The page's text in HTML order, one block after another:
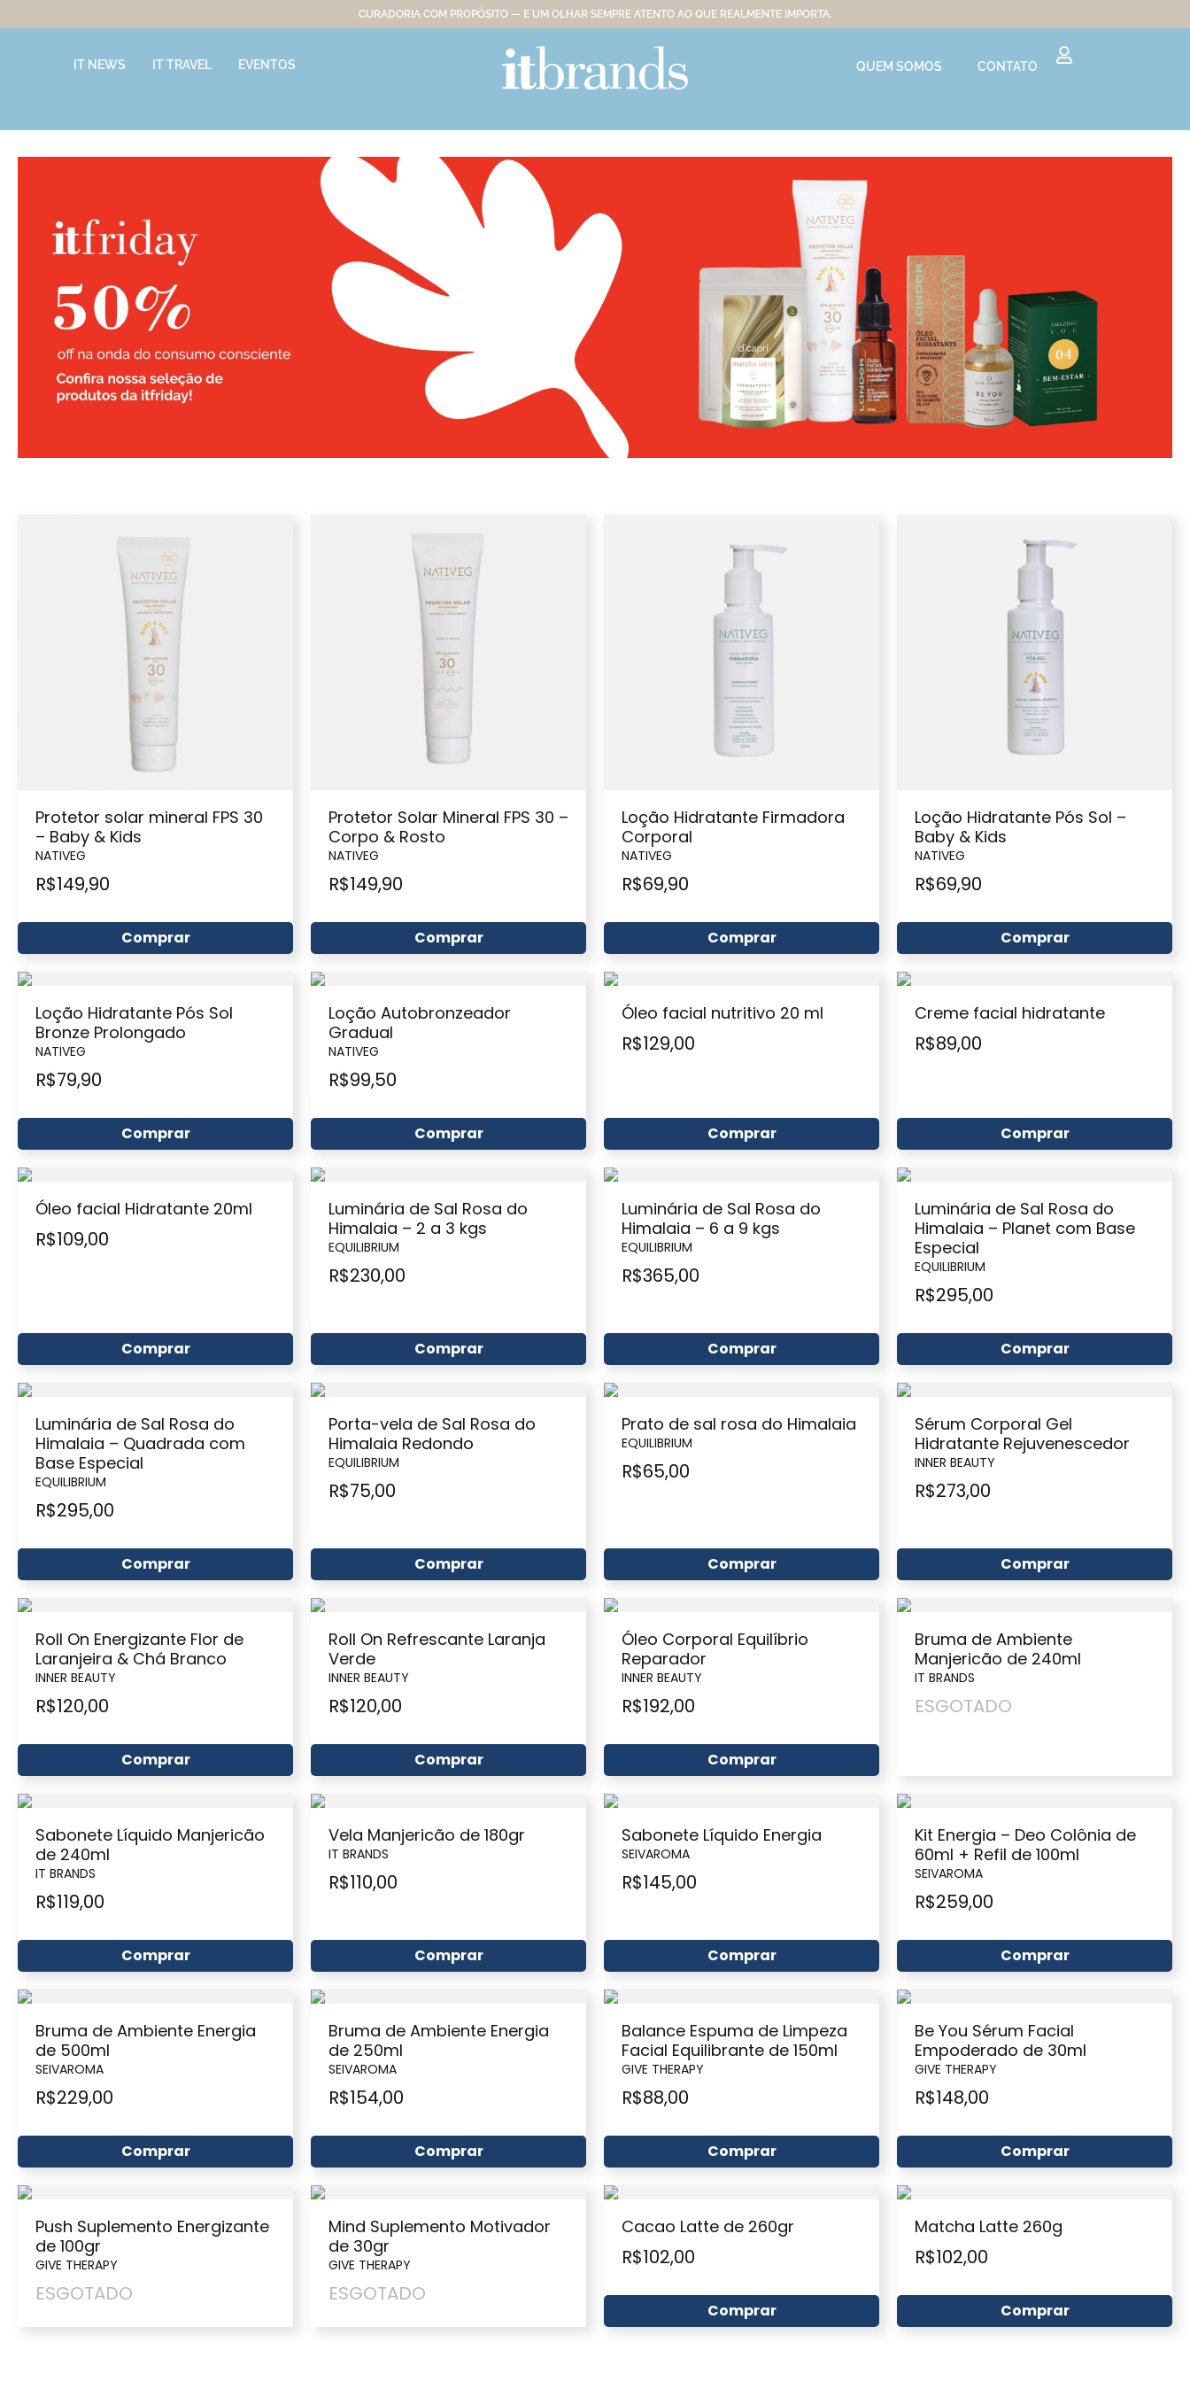
CURADORIA COM PROPÓSITO — E UM OLHAR SEMPRE ATENTO AO QUE REALMENTE IMPORTA.
IT NEWS IT TRAVEL EVENTOS QUEM SOMOS CONTATO
Protetor solar mineral FPS 30
– Baby & Kids
NATIVEG
R$149,90
Comprar
Protetor Solar Mineral FPS 30 –
Corpo & Rosto
NATIVEG
R$149,90
Comprar
Loção Hidratante Firmadora
Corporal
NATIVEG
R$69,90
Comprar
Loção Hidratante Pós Sol –
Baby & Kids
NATIVEG
R$69,90
Comprar
Loção Hidratante Pós Sol
Bronze Prolongado
NATIVEG
R$79,90
Comprar
Loção Autobronzeador
Gradual
NATIVEG
R$99,50
Comprar
Óleo facial nutritivo 20 ml
R$129,00
Comprar
Creme facial hidratante
R$89,00
Comprar
Óleo facial Hidratante 20ml
R$109,00
Comprar
Luminária de Sal Rosa do
Himalaia – 2 a 3 kgs
EQUILIBRIUM
R$230,00
Comprar
Luminária de Sal Rosa do
Himalaia – 6 a 9 kgs
EQUILIBRIUM
R$365,00
Comprar
Luminária de Sal Rosa do
Himalaia – Planet com Base
Especial
EQUILIBRIUM
R$295,00
Comprar
Luminária de Sal Rosa do
Himalaia – Quadrada com
Base Especial
EQUILIBRIUM
R$295,00
Comprar
Porta-vela de Sal Rosa do
Himalaia Redondo
EQUILIBRIUM
R$75,00
Comprar
Prato de sal rosa do Himalaia
EQUILIBRIUM
R$65,00
Comprar
Sérum Corporal Gel
Hidratante Rejuvenescedor
INNER BEAUTY
R$273,00
Comprar
Roll On Energizante Flor de
Laranjeira & Chá Branco
INNER BEAUTY
R$120,00
Comprar
Roll On Refrescante Laranja
Verde
INNER BEAUTY
R$120,00
Comprar
Óleo Corporal Equilíbrio
Reparador
INNER BEAUTY
R$192,00
Comprar
Bruma de Ambiente
Manjericão de 240ml
IT BRANDS
ESGOTADO
Sabonete Líquido Manjericão
de 240ml
IT BRANDS
R$119,00
Comprar
Vela Manjericão de 180gr
IT BRANDS
R$110,00
Comprar
Sabonete Líquido Energia
SEIVAROMA
R$145,00
Comprar
Kit Energia – Deo Colônia de
60ml + Refil de 100ml
SEIVAROMA
R$259,00
Comprar
Bruma de Ambiente Energia
de 500ml
SEIVAROMA
R$229,00
Comprar
Bruma de Ambiente Energia
de 250ml
SEIVAROMA
R$154,00
Comprar
Balance Espuma de Limpeza
Facial Equilibrante de 150ml
GIVE THERAPY
R$88,00
Comprar
Be You Sérum Facial
Empoderado de 30ml
GIVE THERAPY
R$148,00
Comprar
Push Suplemento Energizante
de 100gr
GIVE THERAPY
ESGOTADO
Mind Suplemento Motivador
de 30gr
GIVE THERAPY
ESGOTADO
Cacao Latte de 260gr
R$102,00
Comprar
Matcha Latte 260g
R$102,00
Comprar